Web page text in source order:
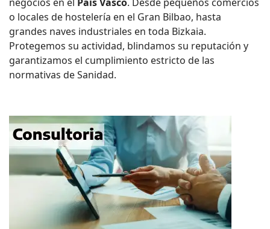
o locales de hostelería en el Gran Bilbao, hasta
grandes naves industriales en toda Bizkaia.
Protegemos su actividad, blindamos su reputación y
garantizamos el cumplimiento estricto de las
normativas de Sanidad.